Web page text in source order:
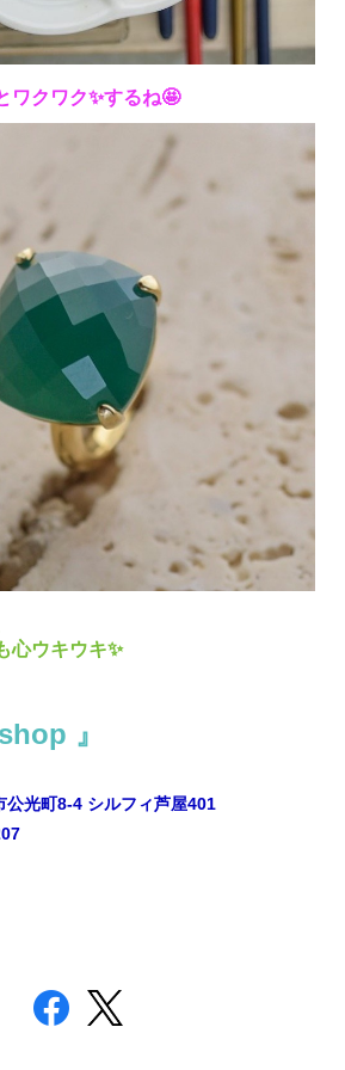
ワクワク✨するね🤩
心ウキウキ✨
』
光町8-4 シルフィ芦屋401